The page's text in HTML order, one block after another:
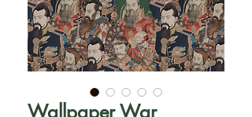
Wallpaper War